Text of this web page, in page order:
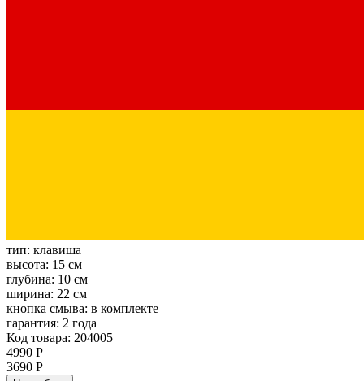
тип: клавиша
высота: 15 см
глубина: 10 см
ширина: 22 см
кнопка смыва: в комплекте
гарантия: 2 года
Код товара: 204005
4990 Р
3690 Р